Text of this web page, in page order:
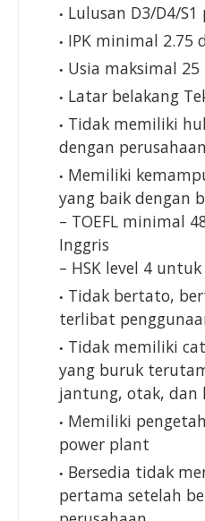
Lulusan D3/D4/
IPK minimal 2.75
Usia maksimal
Latar belakang
Tidak memiliki
dengan perusahaan
Memiliki
yang baik dengan
– TOEFL minimal
Inggris
– HSK level 4
Tidak bertato,
terlibat
Tidak memiliki
yang buruk
jantung, otak, dan
Memiliki
power plant
Bersedia tidak
pertama setelah